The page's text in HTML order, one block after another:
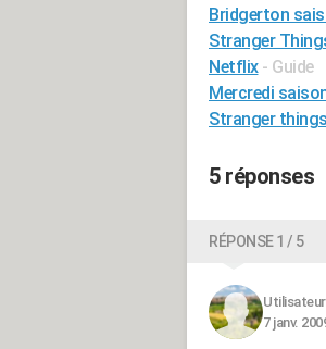
Bridgerton
Stranger
Netflix - Guide
Mercredi
Stranger
5 réponses
RÉPONSE 1 / 5
7 janv.